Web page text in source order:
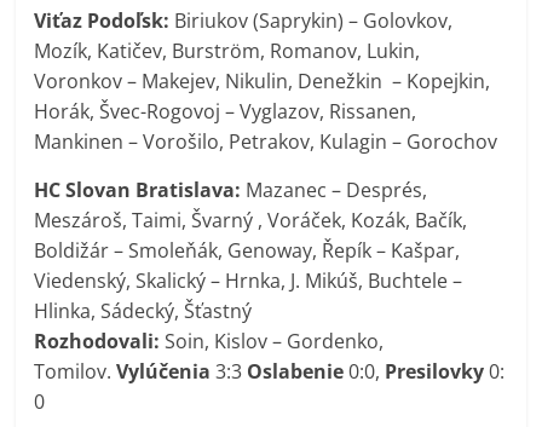
Viťaz Podoľsk: Biriukov (Saprykin) – Golovkov,
Mozík, Katičev, Burström, Romanov, Lukin,
Voronkov – Makejev, Nikulin, Denežkin – Kopejkin,
Horák, Švec-Rogovoj – Vyglazov, Rissanen,
Mankinen – Vorošilo, Petrakov, Kulagin – Gorochov
HC Slovan Bratislava: Mazanec – Després,
Meszároš, Taimi, Švarný , Voráček, Kozák, Bačík,
Boldižár – Smoleňák, Genoway, Řepík – Kašpar,
Viedenský, Skalický – Hrnka, J. Mikúš, Buchtele –
Hlinka, Sádecký, Šťastný
Rozhodovali:Soin, Kislov – Gordenko,
Tomilov.Vylúčenia 3:3 Oslabenie0:0, Presilovky0:
0